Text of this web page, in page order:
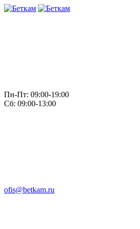
Пн-Пт: 09:00-19:00
Сб: 09:00-13:00
ofis@betkam.ru